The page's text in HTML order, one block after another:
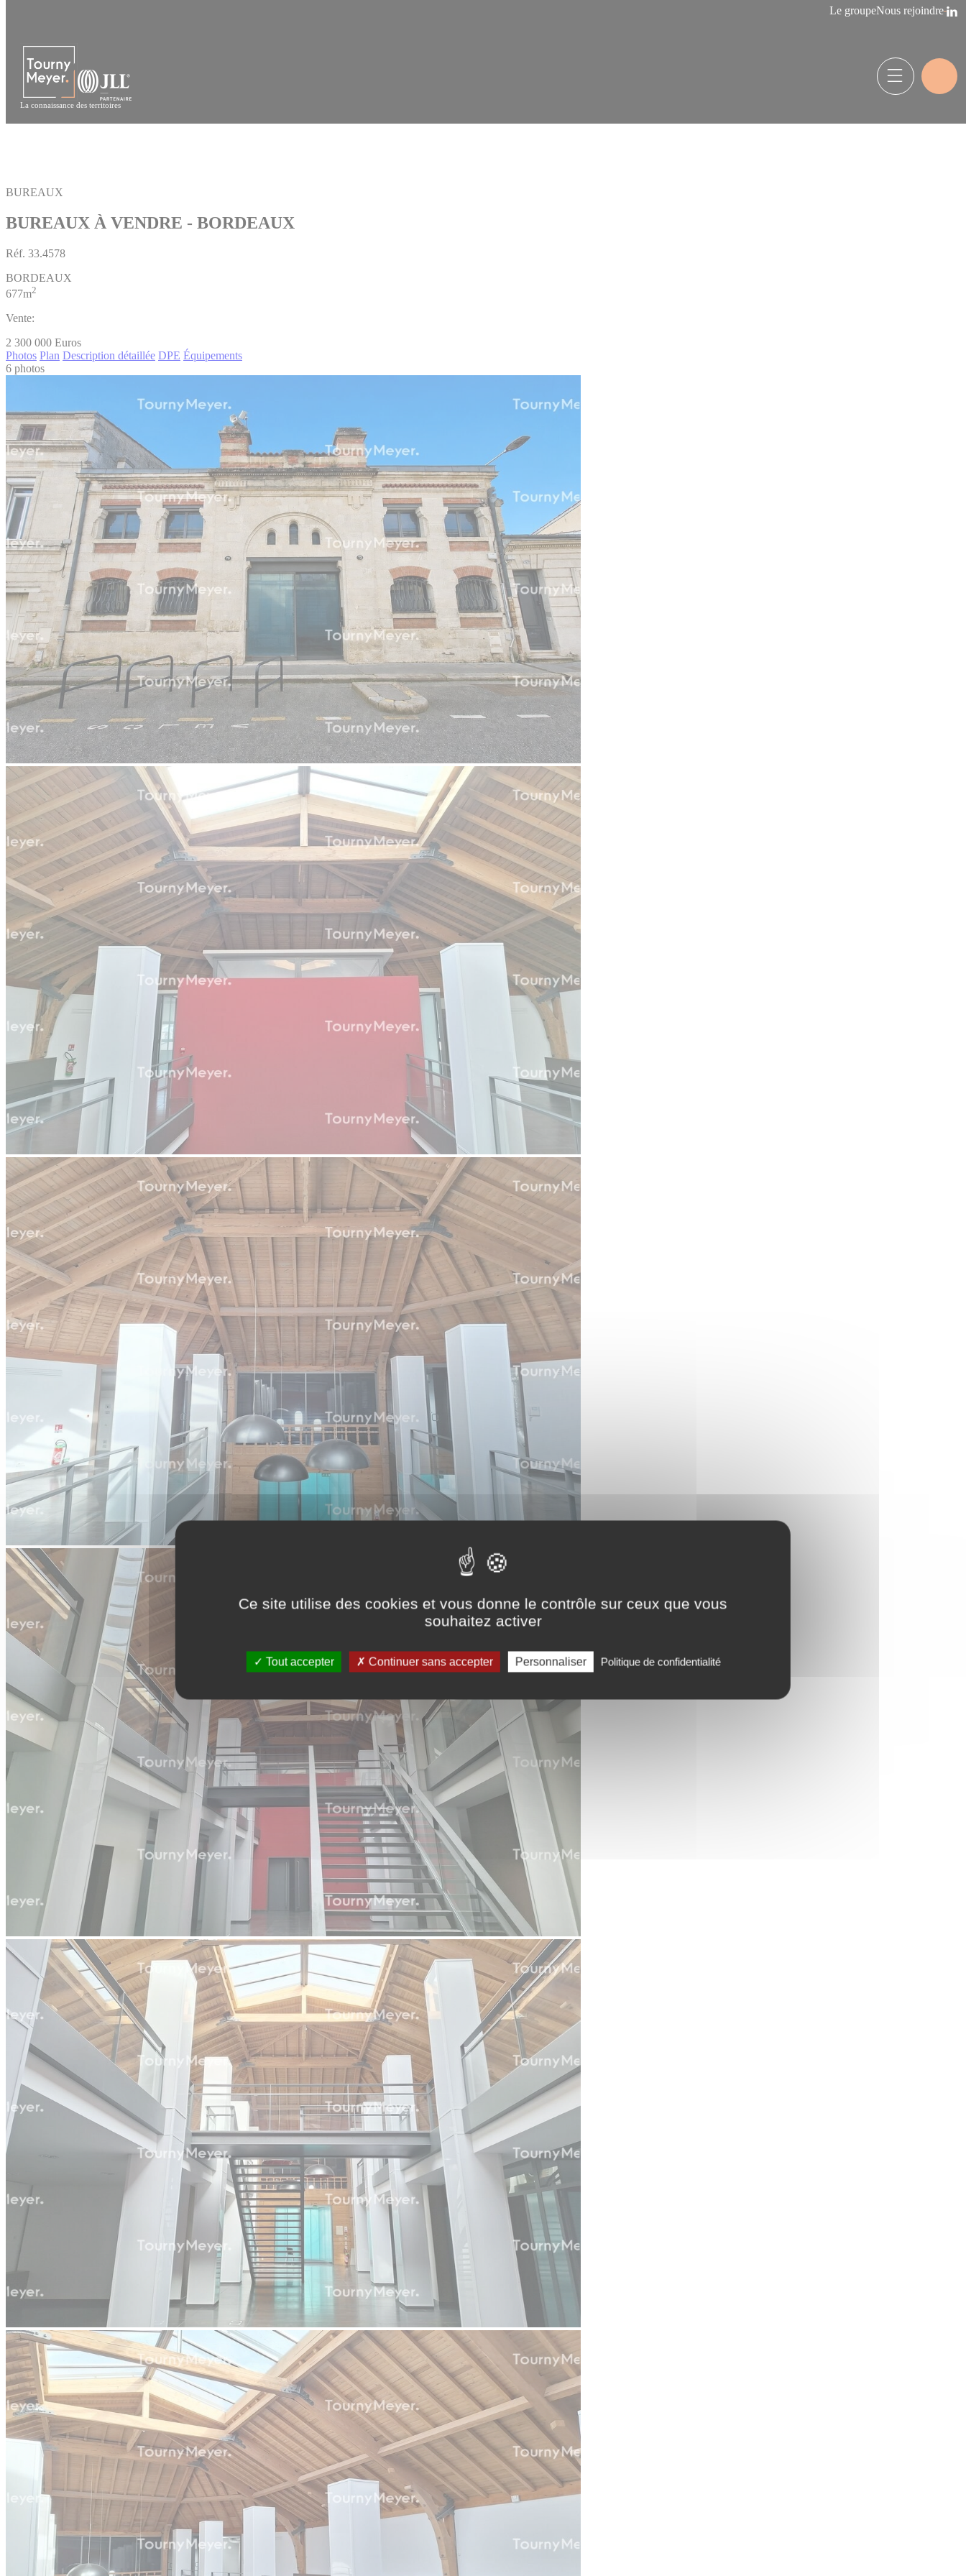
Ce site utilise des cookies et vous donne le contrôle sur ceux que vous
souhaitez activer
Tout accepter Continuer sans accepter Personnaliser Politique de confidentialité
Le groupeNous rejoindre
La connaissance des territoires
BUREAUX
BUREAUX À VENDRE - BORDEAUX
Réf. 33.4578
BORDEAUX
677m2
Vente:
2 300 000 Euros
Photos Plan Description détaillée DPE Équipements
6 photos